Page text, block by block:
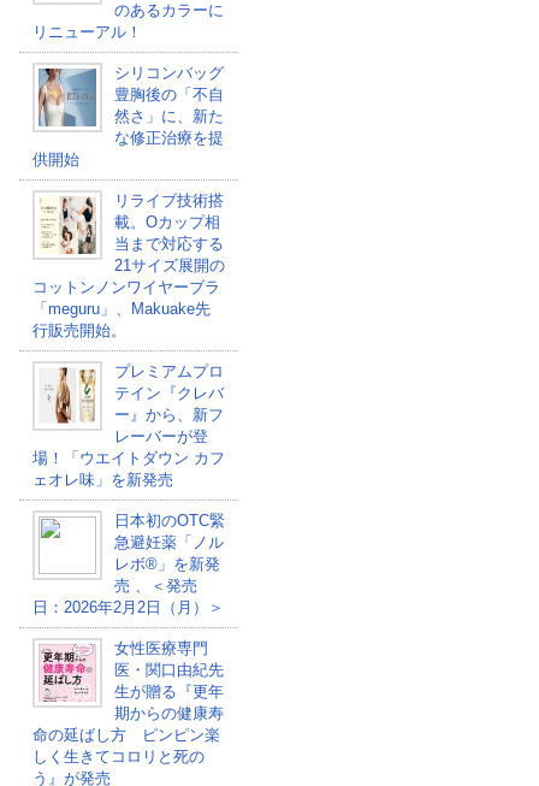
のあるカラーに
リニューアル！
シリコンバッグ
豊胸後の「不自
然さ」に、新た
な修正治療を提
供開始
リライブ技術搭
載。Oカップ相
当まで対応する
21サイズ展開の
コットンノンワイヤーブラ
「meguru」、Makuake先
行販売開始。
プレミアムプロ
テイン『クレバ
ー』から、新フ
レーバーが登
場！「ウエイトダウン カフ
ェオレ味」を新発売
日本初のOTC緊
急避妊薬「ノル
レボ®」を新発
売 、＜発売
日：2026年2月2日（月）＞
女性医療専門
医・関口由紀先
生が贈る『更年
期からの健康寿
命の延ばし方 ピンピン楽
しく生きてコロリと死の
う』が発売